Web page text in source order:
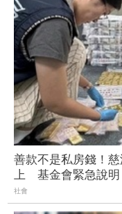
善款不是私房錢！
上 基金會緊急說明
社會